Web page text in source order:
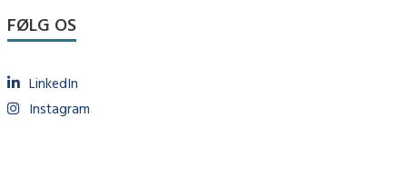
FØLG OS
LinkedIn
Instagram